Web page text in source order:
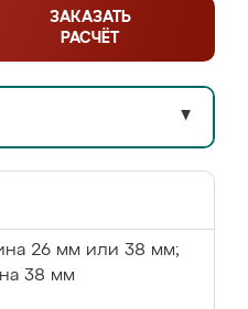
ЗАКАЗАТЬ
РАСЧЁТ
▼
26 мм или 38 мм;
38 мм